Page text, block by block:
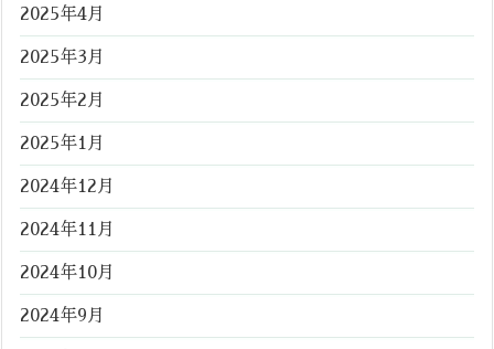
2025年4月
2025年3月
2025年2月
2025年1月
2024年12月
2024年11月
2024年10月
2024年9月